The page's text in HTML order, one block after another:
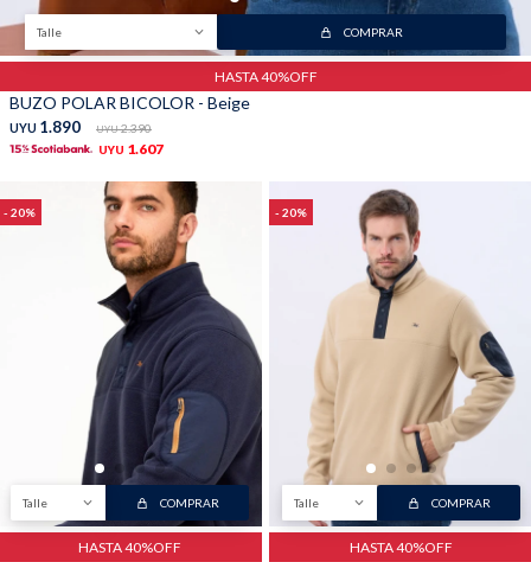
Talle COMPRAR
HASTA 40%OFF
BUZO POLAR BICOLOR - Beige
UYU 1.890 UYU 2.390
UYU 1.607
20
Talle COMPRAR
HASTA 40%OFF
20
Talle COMPRAR
HASTA 40%OFF